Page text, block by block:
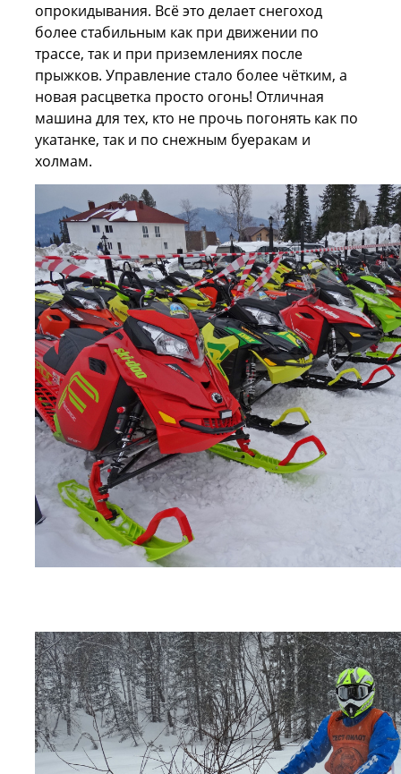
опрокидывания. Всё это делает снегоход
более стабильным как при движении по
трассе, так и при приземлениях после
прыжков. Управление стало более чётким, а
новая расцветка просто огонь! Отличная
машина для тех, кто не прочь погонять как по
укатанке, так и по снежным буеракам и
холмам.